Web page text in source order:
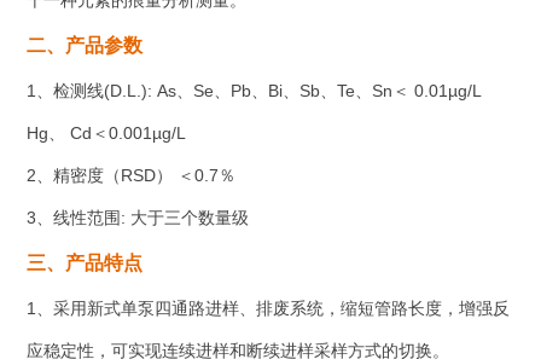
二、产品参数
1、检测线(D.L.): As、Se、Pb、Bi、Sb、Te、Sn＜ 0.01µg/L
Hg、 Cd＜0.001µg/L
2、精密度（RSD） ＜0.7％
3、线性范围: 大于三个数量级
三、产品特点
1、采用新式单泵四通路进样、排废系统，缩短管路长度，增强反
应稳定性，可实现连续进样和断续进样采样方式的切换。